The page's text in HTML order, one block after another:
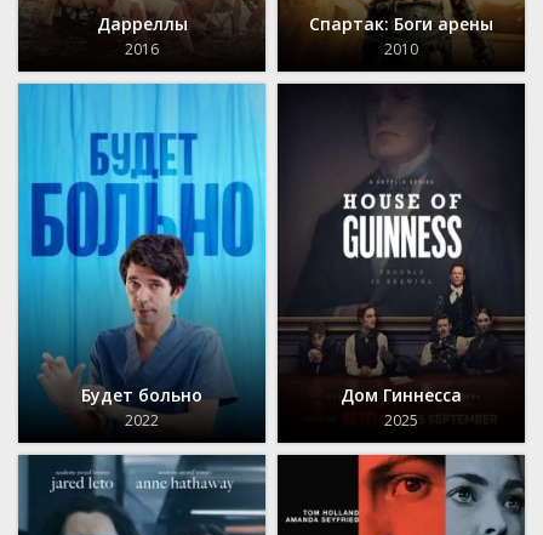
Дарреллы
2016
Спартак: Боги арены
2010
Будет больно
2022
Дом Гиннесса
2025